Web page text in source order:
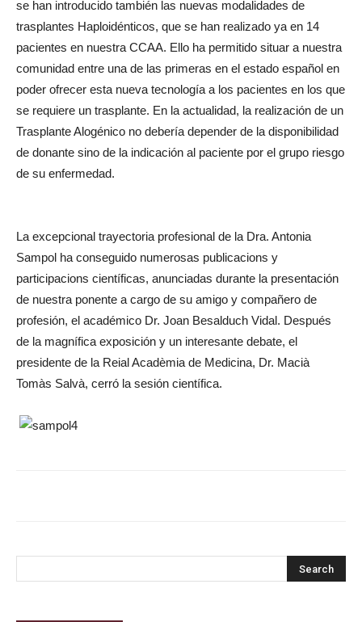
se han introducido también las nuevas modalidades de
trasplantes Haploidénticos, que se han realizado ya en 14
pacientes en nuestra CCAA. Ello ha permitido situar a nuestra
comunidad entre una de las primeras en el estado español en
poder ofrecer esta nueva tecnología a los pacientes en los que
se requiere un trasplante. En la actualidad, la realización de un
Trasplante Alogénico no debería depender de la disponibilidad
de donante sino de la indicación al paciente por el grupo riesgo
de su enfermedad.
La excepcional trayectoria profesional de la Dra. Antonia
Sampol ha conseguido numerosas publicacions y
participacions científicas, anunciadas durante la presentación
de nuestra ponente a cargo de su amigo y compañero de
profesión, el académico Dr. Joan Besalduch Vidal. Después
de la magnífica exposición y un interesante debate, el
presidente de la Reial Acadèmia de Medicina, Dr. Macià
Tomàs Salvà, cerró la sesión científica.